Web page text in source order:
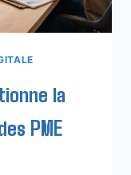
la
PME